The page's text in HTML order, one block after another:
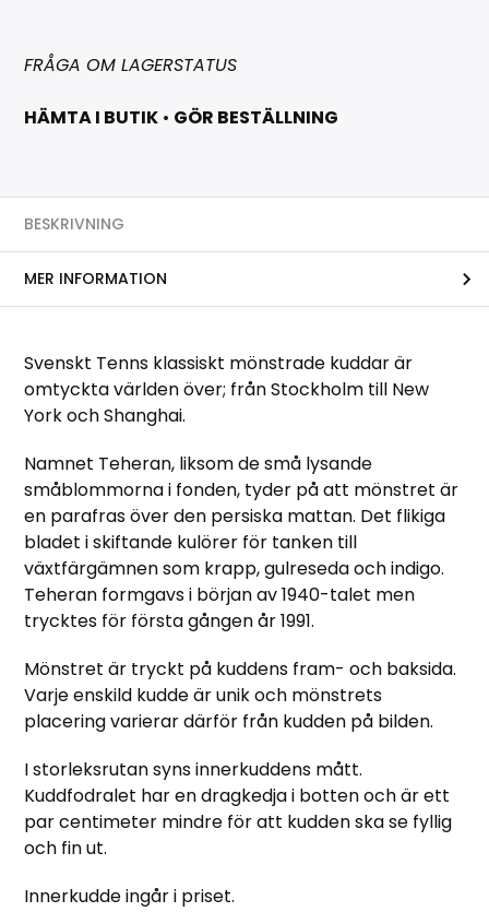
FRÅGA OM LAGERSTATUS
HÄMTA I BUTIK • GÖR BESTÄLLNING
BESKRIVNING
MER INFORMATION
Svenskt Tenns klassiskt mönstrade kuddar är
omtyckta världen över; från Stockholm till New
York och Shanghai.
Namnet Teheran, liksom de små lysande
småblommorna i fonden, tyder på att mönstret är
en parafras över den persiska mattan. Det flikiga
bladet i skiftande kulörer för tanken till
växtfärgämnen som krapp, gulreseda och indigo.
Teheran formgavs i början av 1940-talet men
trycktes för första gången år 1991.
Mönstret är tryckt på kuddens fram- och baksida.
Varje enskild kudde är unik och mönstrets
placering varierar därför från kudden på bilden.
I storleksrutan syns innerkuddens mått.
Kuddfodralet har en dragkedja i botten och är ett
par centimeter mindre för att kudden ska se fyllig
och fin ut.
Innerkudde ingår i priset.